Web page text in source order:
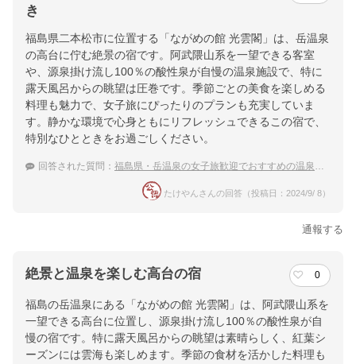
き
福島県二本松市に位置する「ながめの館 光雲閣」は、岳温泉
の高台に佇む絶景の宿です。阿武隈山系を一望できる客室
や、源泉掛け流し100％の酸性泉が自慢の温泉施設で、特に
露天風呂からの眺望は圧巻です。季節ごとの美食を楽しめる
料理も魅力で、女子旅にぴったりのプランも充実していま
す。静かな環境で心身ともにリフレッシュできるこの宿で、
特別なひとときをお過ごしください。
回答された質問： 福島県・岳温泉の女子旅歓迎でおすすめの温泉宿を教えてください
たけやんさんの回答（投稿日：2024/9/ 8）
通報する
絶景と温泉を楽しむ高台の宿 0
福島の岳温泉にある「ながめの館 光雲閣」は、阿武隈山系を
一望できる高台に位置し、源泉掛け流し100％の酸性泉が自
慢の宿です。特に露天風呂からの眺望は素晴らしく、紅葉シ
ーズンには雲海も楽しめます。季節の食材を活かした料理も